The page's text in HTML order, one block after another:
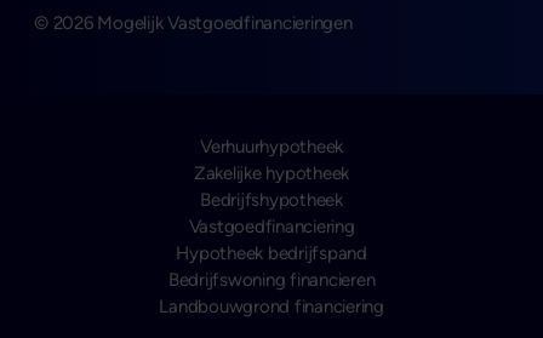
© 2026 Mogelijk Vastgoedfinancieringen
Verhuurhypotheek
Zakelijke hypotheek
Bedrijfshypotheek
Vastgoedfinanciering
Hypotheek bedrijfspand
Bedrijfswoning financieren
Landbouwgrond financiering